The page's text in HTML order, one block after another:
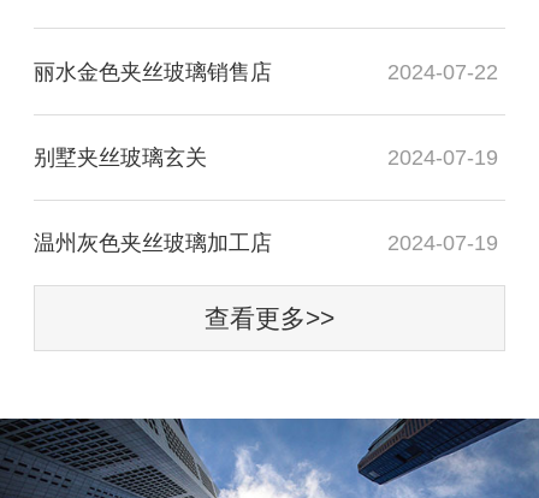
丽水金色夹丝玻璃销售店 2024-07-22
别墅夹丝玻璃玄关 2024-07-19
温州灰色夹丝玻璃加工店 2024-07-19
查看更多>>